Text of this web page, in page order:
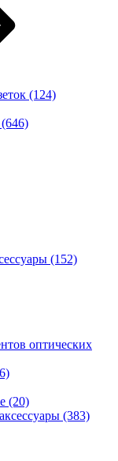
(124)
(646)
(152)
оптических
(20)
(383)